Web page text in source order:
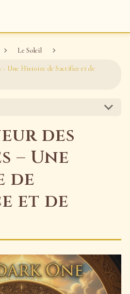
Le Soleil
- Une Histoire de Sacrifice et de
des
– Une
de
et de